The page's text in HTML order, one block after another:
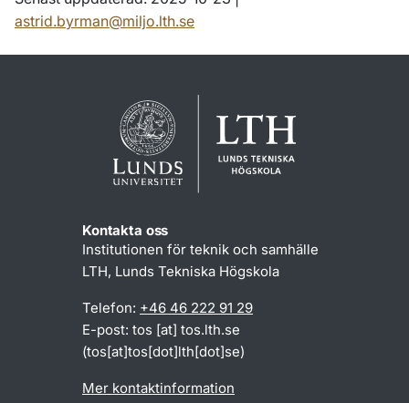
astrid.byrman@miljo.lth.se
Kontakta oss
Institutionen för teknik och samhälle
LTH, Lunds Tekniska Högskola
Telefon: +46 46 222 91 29
E-post: tos [at] tos.lth.se
(tos[at]tos[dot]lth[dot]se)
Mer kontaktinformation